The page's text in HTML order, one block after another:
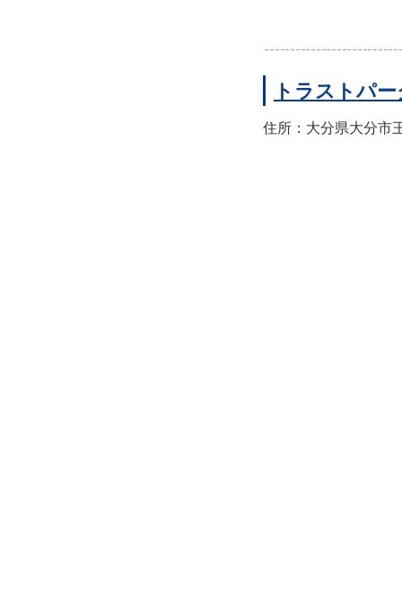
トラストパ
住所：大分県大分市